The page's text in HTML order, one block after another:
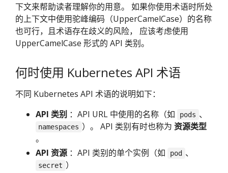
下文来帮助读者理解你的用意。 如果你使用术语时所处
的上下文中使用驼峰编码（UpperCamelCase）的名称
也可行，且术语存在歧义的风险， 应该考虑使用
UpperCamelCase 形式的 API 类别。
何时使用 Kubernetes API 术语
不同 Kubernetes API 术语的说明如下：
API 类别 ：API URL 中使用的名称（如 pods 、
namespaces ）。 API 类别有时也称为 资源类型
。
API 资源 ：API 类别的单个实例（如 pod 、
secret ）